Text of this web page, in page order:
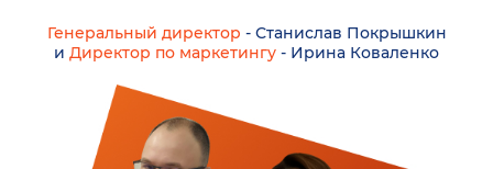
Генеральный директор - Станислав Покрышкин
и Директор по маркетингу - Ирина Коваленко